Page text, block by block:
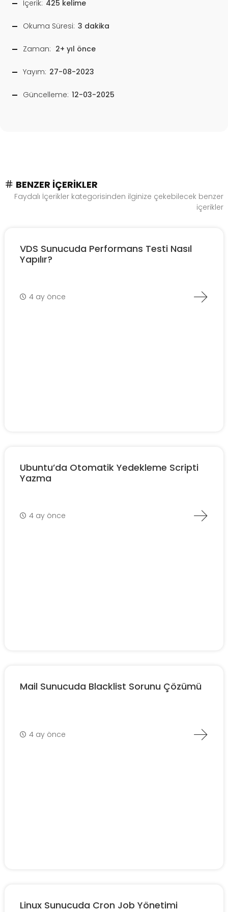
İçerik: 425 kelime
Okuma Süresi: 3 dakika
Zaman: 2+ yıl önce
Yayım: 27-08-2023
Güncelleme: 12-03-2025
BENZER İÇERIKLER
Faydalı İçerikler kategorisinden ilginize çekebilecek benzer
içerikler
VDS Sunucuda Performans Testi Nasıl
Yapılır?
4 ay önce
Ubuntu’da Otomatik Yedekleme Scripti
Yazma
4 ay önce
Mail Sunucuda Blacklist Sorunu Çözümü
4 ay önce
Linux Sunucuda Cron Job Yönetimi